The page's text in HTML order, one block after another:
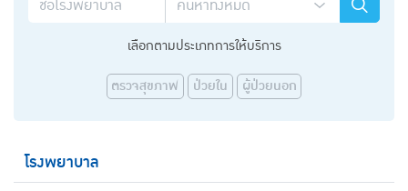
เลือกตามประเภทการให้บริการ
ตรวจสุขภาพ ป่วยใน ผู้ป่วยนอก
โรงพยาบาล